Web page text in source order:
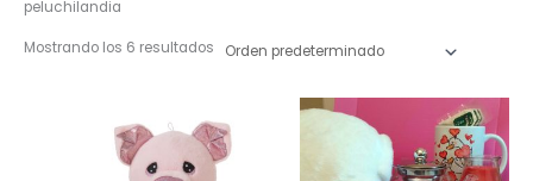
peluchilandia
Mostrando los 6 resultados